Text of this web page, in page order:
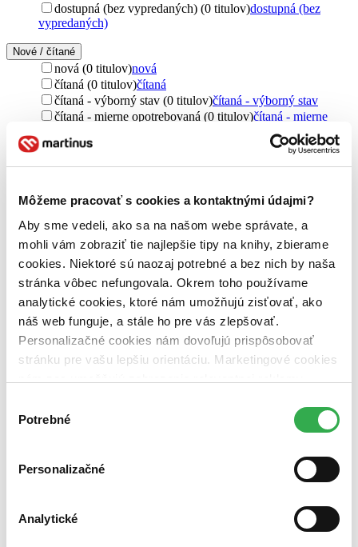
Môžeme pracovať s cookies a kontaktnými údajmi?
Aby sme vedeli, ako sa na našom webe správate, a
mohli vám zobraziť tie najlepšie tipy na knihy, zbierame
cookies. Niektoré sú naozaj potrebné a bez nich by naša
stránka vôbec nefungovala. Okrem toho používame
analytické cookies, ktoré nám umožňujú zisťovať, ako
náš web funguje, a stále ho pre vás zlepšovať.
Personalizačné cookies nám dovoľujú prispôsobovať
stránku pre vašu lepšiu orientáciu. Marketingové cookies
nám pomohlo, keby sme mohli používať všetky tieto
súhlasu
Potrebné
Personalizačné
Analytické
dostupná (bez vypredaných) (0 titulov)dostupná (bez
vypredaných)
Nové / čítané
nová (0 titulov)nová
čítaná (0 titulov)čítaná
čítaná - výborný stav (0 titulov)čítaná - výborný stav
čítaná - mierne opotrebovaná (0 titulov)čítaná - mierne
čítané verzie vypredaných kníh (0 titulov)
čítané verzie
čeština (1 titul)čeština1
Téma
vytváranie (1 titul) vytváranie 1
Vydavateľstvo
Mgr. Pavel Kotrla (1 titul) Mgr. Pavel Kotrla1
Väzba
pevná väzba (1 titul)pevná väzba1
Novinky
Najdrahšie